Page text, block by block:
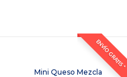
ENVÍO GRATIS *
Mini Queso Mezcla